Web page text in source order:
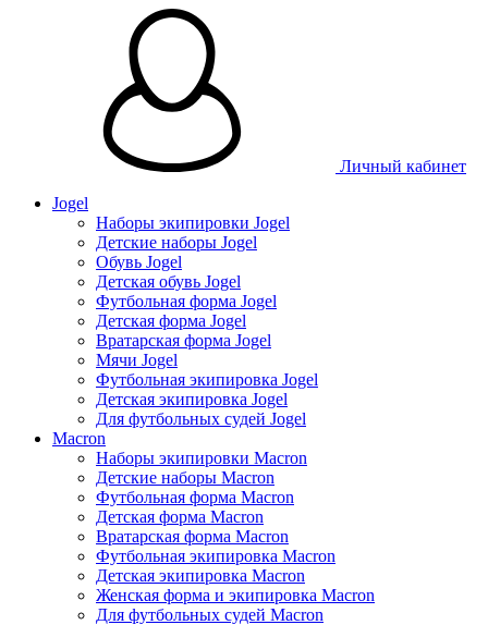
Личный кабинет
Jogel
Наборы экипировки Jogel
Детские наборы Jogel
Обувь Jogel
Детская обувь Jogel
Футбольная форма Jogel
Детская форма Jogel
Вратарская форма Jogel
Мячи Jogel
Футбольная экипировка Jogel
Детская экипировка Jogel
Для футбольных судей Jogel
Macron
Наборы экипировки Macron
Детские наборы Macron
Футбольная форма Macron
Детская форма Macron
Вратарская форма Macron
Футбольная экипировка Macron
Детская экипировка Macron
Женская форма и экипировка Macron
Для футбольных судей Macron